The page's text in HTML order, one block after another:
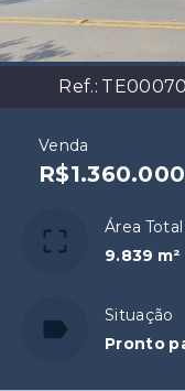
Ref.: TE00070
Venda
Área Total
9.839 m²
Situação
Pronto